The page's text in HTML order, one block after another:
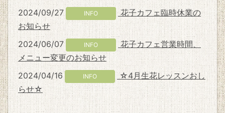
2024/09/27
INFO
花子カフェ臨時休業の
お知らせ
2024/06/07
INFO
花子カフェ営業時間、
メニュー変更のお知らせ
2024/04/16
INFO
☆4月生花レッスンおし
らせ☆